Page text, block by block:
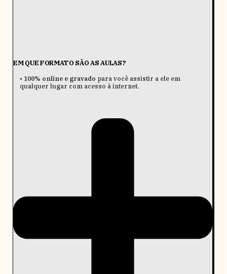
EM QUE FORMATO SÃO AS AULAS?
• 100% online e gravado para você assistir a ele em
qualquer lugar com acesso à internet.